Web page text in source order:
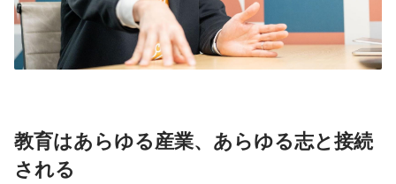
教育はあらゆる産業、あらゆる志と接続
される